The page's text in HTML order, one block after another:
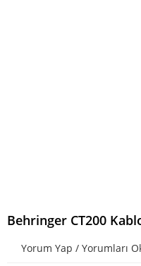
Behringer CT200
Yorum Yap / Yorumları